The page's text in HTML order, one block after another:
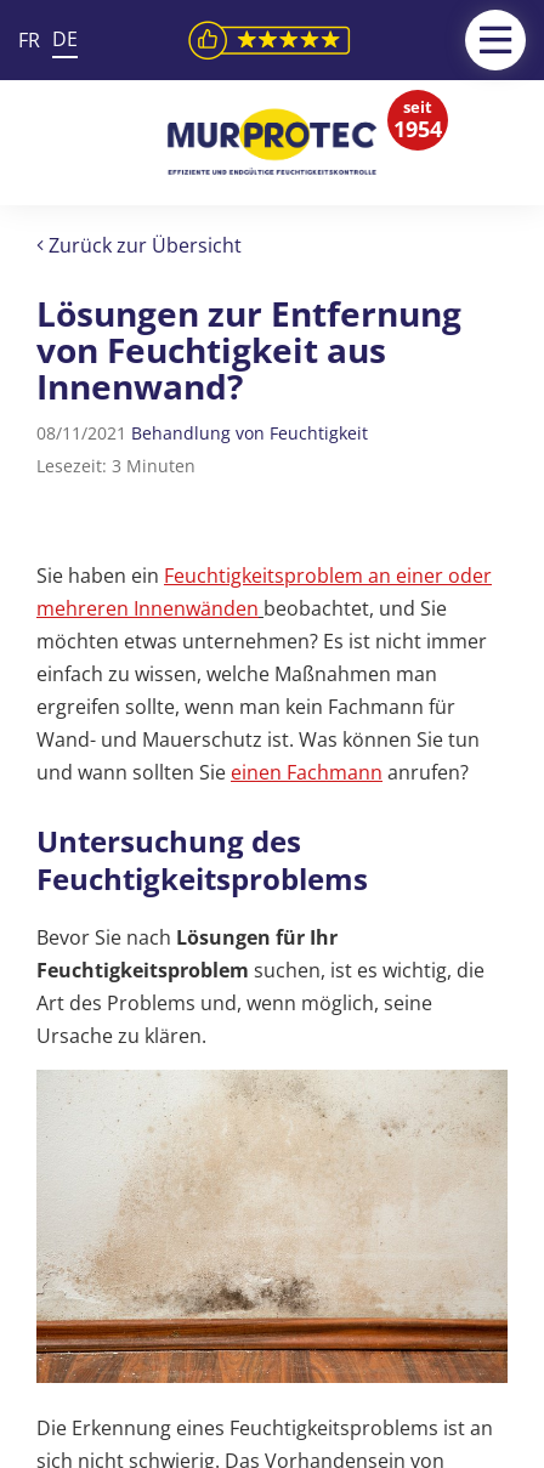
FR DE
seit
1954
Zurück zur Übersicht
Lösungen zur Entfernung
von Feuchtigkeit aus
Innenwand?
08/11/2021 Behandlung von Feuchtigkeit
Lesezeit: 3 Minuten
Sie haben ein Feuchtigkeitsproblem an einer oder
mehreren Innenwänden beobachtet, und Sie
möchten etwas unternehmen? Es ist nicht immer
einfach zu wissen, welche Maßnahmen man
ergreifen sollte, wenn man kein Fachmann für
Wand- und Mauerschutz ist. Was können Sie tun
und wann sollten Sie einen Fachmann anrufen?
Untersuchung des
Feuchtigkeitsproblems
Bevor Sie nach Lösungen für Ihr
Feuchtigkeitsproblem suchen, ist es wichtig, die
Art des Problems und, wenn möglich, seine
Ursache zu klären.
Die Erkennung eines Feuchtigkeitsproblems ist an
sich nicht schwierig. Das Vorhandensein von